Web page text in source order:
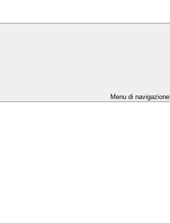
Menu di navigazione